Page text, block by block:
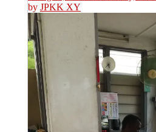
by JPKK XY